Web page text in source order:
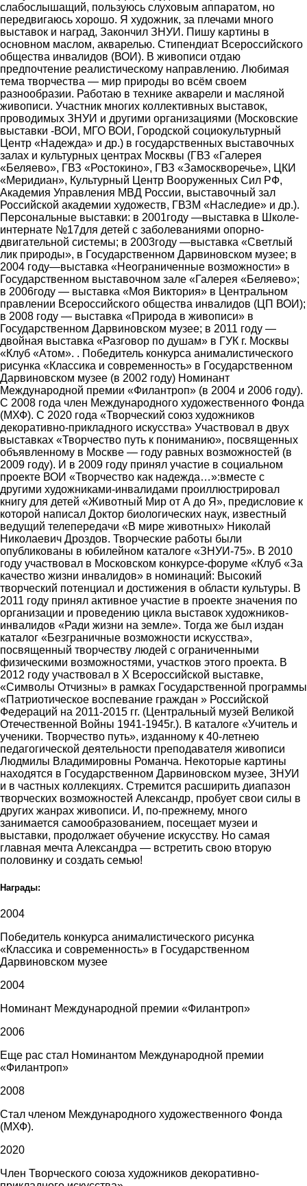
слабослышащий, пользуюсь слуховым аппаратом, но
передвигаюсь хорошо. Я художник, за плечами много
выставок и наград, Закончил ЗНУИ. Пишу картины в
основном маслом, акварелью. Стипендиат Всероссийского
общества инвалидов (ВОИ). В живописи отдаю
предпочтение реалистическому направлению. Любимая
тема творчества ― мир природы во всём своем
разнообразии. Работаю в технике акварели и масляной
живописи. Участник многих коллективных выставок,
проводимых ЗНУИ и другими организациями (Московские
выставки -ВОИ, МГО ВОИ, Городской социокультурный
Центр «Надежда» и др.) в государственных выставочных
залах и культурных центрах Москвы (ГВЗ «Галерея
«Беляево», ГВЗ «Ростокино», ГВЗ «Замоскворечье», ЦКИ
«Меридиан», Культурный Центр Вооруженных Сил РФ,
Академия Управления МВД России, выставочный зал
Российской академии художеств, ГВЗМ «Наследие» и др.).
Персональные выставки: в 2001году ―выставка в Школе-
интернате №17для детей с заболеваниями опорно-
двигательной системы; в 2003году ―выставка «Светлый
лик природы», в Государственном Дарвиновском музее; в
2004 году―выставка «Неограниченные возможности» в
Государственном выставочном зале «Галерея «Беляево»;
в 2006году ― выставка «Моя Виктория» в Центральном
правлении Всероссийского общества инвалидов (ЦП ВОИ);
в 2008 году ― выставка «Природа в живописи» в
Государственном Дарвиновском музее; в 2011 году ―
двойная выставка «Разговор по душам» в ГУК г. Москвы
«Клуб «Атом». . Победитель конкурса анималистического
рисунка «Классика и современность» в Государственном
Дарвиновском музее (в 2002 году) Номинант
Международной премии «Филантроп» (в 2004 и 2006 году).
С 2008 года член Международного художественного Фонда
(МХФ). С 2020 года «Творческий союз художников
декоративно-прикладного искусства» Участвовал в двух
выставках «Творчество путь к пониманию», посвященных
объявленному в Москве ― году равных возможностей (в
2009 году). И в 2009 году принял участие в социальном
проекте ВОИ «Творчество как надежда…»:вместе с
другими художниками-инвалидами проиллюстрировал
книгу для детей «Животный Мир от А до Я», предисловие к
которой написал Доктор биологических наук, известный
ведущий телепередачи «В мире животных» Николай
Николаевич Дроздов. Творческие работы были
опубликованы в юбилейном каталоге «ЗНУИ-75». В 2010
году участвовал в Московском конкурсе-форуме «Клуб «За
качество жизни инвалидов» в номинаций: Высокий
творческий потенциал и достижения в области культуры. В
2011 году принял активное участие в проекте значения по
организации и проведению цикла выставок художников-
инвалидов «Ради жизни на земле». Тогда же был издан
каталог «Безграничные возможности искусства»,
посвященный творчеству людей с ограниченными
физическими возможностями, участков этого проекта. В
2012 году участвовал в Х Всероссийской выставке,
«Символы Отчизны» в рамках Государственной программы
«Патриотическое воспевание граждан » Российской
Федераций на 2011-2015 гг. (Центральный музей Великой
Отечественной Войны 1941-1945г.). В каталоге «Учитель и
ученики. Творчество путь», изданному к 40-летнею
педагогической деятельности преподавателя живописи
Людмилы Владимировны Романча. Некоторые картины
находятся в Государственном Дарвиновском музее, ЗНУИ
и в частных коллекциях. Стремится расширить диапазон
творческих возможностей Александр, пробует свои силы в
других жанрах живописи. И, по-прежнему, много
занимается самообразованием, посещает музеи и
выставки, продолжает обучение искусству. Но самая
главная мечта Александра — встретить свою вторую
половинку и создать семью!
Награды:
2004
Победитель конкурса анималистического рисунка
«Классика и современность» в Государственном
Дарвиновском музее
2004
Номинант Международной премии «Филантроп»
2006
Еще рас стал Номинантом Международной премии
«Филантроп»
2008
Стал членом Международного художественного Фонда
(МХФ).
2020
Член Творческого союза художников декоративно-